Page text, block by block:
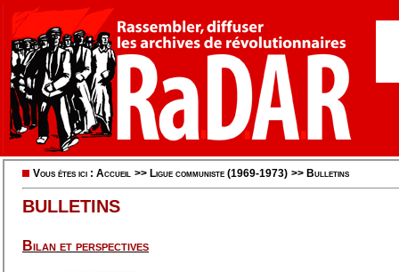
Vous êtes ici : Accueil >> Ligue communiste (1969-1973) >> Bulletins
BULLETINS
Bilan et perspectives